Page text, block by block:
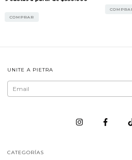
COMPRAR
UNITE A PIETRA
CATEGORÍAS